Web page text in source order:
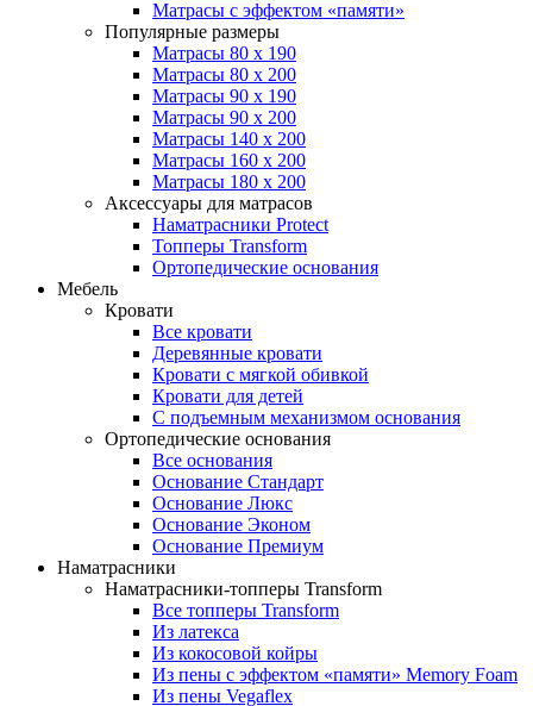
Матрасы с эффектом «памяти»
Популярные размеры
Матрасы 80 x 190
Матрасы 80 x 200
Матрасы 90 x 190
Матрасы 90 x 200
Матрасы 140 x 200
Матрасы 160 x 200
Матрасы 180 x 200
Аксессуары для матрасов
Наматрасники Protect
Топперы Transform
Ортопедические основания
Мебель
Кровати
Все кровати
Деревянные кровати
Кровати с мягкой обивкой
Кровати для детей
С подъемным механизмом основания
Ортопедические основания
Все основания
Основание Стандарт
Основание Люкс
Основание Эконом
Основание Премиум
Наматрасники
Наматрасники-топперы Transform
Все топперы Transform
Из латекса
Из кокосовой койры
Из пены с эффектом «памяти» Memory Foam
Из пены Vegaflex